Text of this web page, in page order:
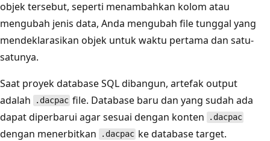
objek tersebut, seperti menambahkan kolom atau
mengubah jenis data, Anda mengubah file tunggal yang
mendeklarasikan objek untuk waktu pertama dan satu-
satunya.
Saat proyek database SQL dibangun, artefak output
adalah
.dacpac file. Database baru dan yang sudah ada
dapat diperbarui agar sesuai dengan konten
.dacpac
dengan menerbitkan .dacpac ke database target.